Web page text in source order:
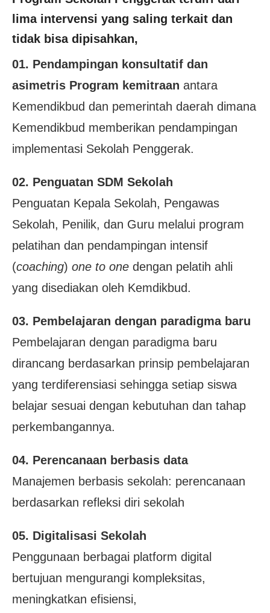
lima intervensi yang saling terkait dan
tidak bisa dipisahkan,
01. Pendampingan konsultatif dan
asimetris Program kemitraan antara
Kemendikbud dan pemerintah daerah dimana
Kemendikbud memberikan pendampingan
implementasi Sekolah Penggerak.
02. Penguatan SDM Sekolah
Penguatan Kepala Sekolah, Pengawas
Sekolah, Penilik, dan Guru melalui program
pelatihan dan pendampingan intensif
(coaching) one to one dengan pelatih ahli
yang disediakan oleh Kemdikbud.
03. Pembelajaran dengan paradigma baru
Pembelajaran dengan paradigma baru
dirancang berdasarkan prinsip pembelajaran
yang terdiferensiasi sehingga setiap siswa
belajar sesuai dengan kebutuhan dan tahap
perkembangannya.
04. Perencanaan berbasis data
Manajemen berbasis sekolah: perencanaan
berdasarkan refleksi diri sekolah
05. Digitalisasi Sekolah
Penggunaan berbagai platform digital
bertujuan mengurangi kompleksitas,
meningkatkan efisiensi,